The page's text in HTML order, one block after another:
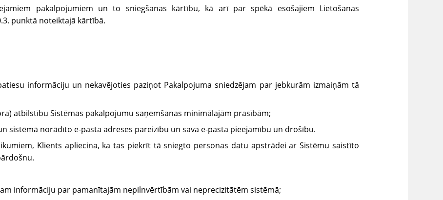
pakalpojumiem un to sniegšanas kārtību, kā arī par spēkā esošajiem Lietošanas
punktā noteiktajā kārtībā.
informāciju un nekavējoties paziņot Pakalpojuma sniedzējam par jebkurām izmaiņām tā
atbilstību Sistēmas pakalpojumu saņemšanas minimālajām prasībām;
sistēmā norādīto e-pasta adreses pareizību un sava e-pasta pieejamību un drošību.
Klients apliecina, ka tas piekrīt tā sniegto personas datu apstrādei ar Sistēmu saistīto
informāciju par pamanītajām nepilnvērtībām vai neprecizitātēm sistēmā;